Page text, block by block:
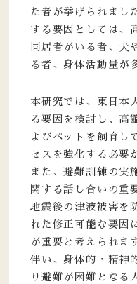
た者が挙げられまし
する要因としては、
同居者がいる者、犬
る者、身体活動量が
本研究では、東日本
る要因を検討し、高
よびペットを飼育し
セスを強化する必要
また、避難訓練の実
関する話し合いの重
地震後の津波被害を
れた修正可能な要因
が重要と考えられま
伴い、身体的・精神
り避難が困難となる